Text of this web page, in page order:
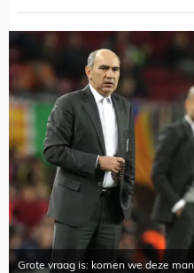
Grote vraag is: komen we deze